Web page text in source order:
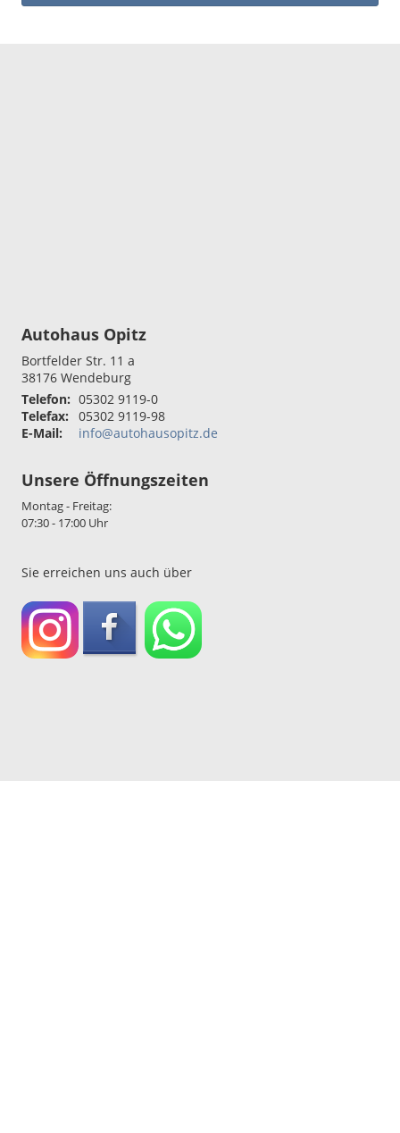
Autohaus Opitz
Bortfelder Str. 11 a
38176 Wendeburg
Telefon: 05302 9119-0
Telefax:
05302 9119-98
E-Mail:
info@autohausopitz.de
Unsere Öffnungszeiten
Montag - Freitag:
07:30 - 17:00 Uhr
Sie erreichen uns auch über